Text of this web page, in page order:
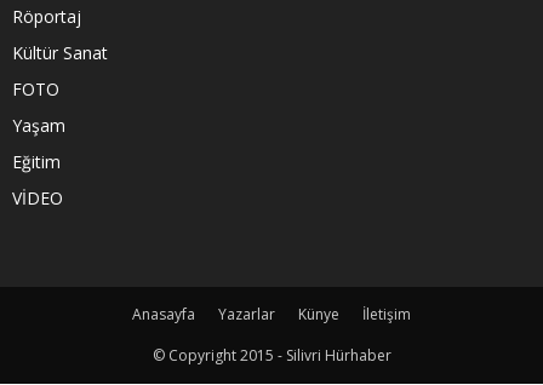
Röportaj
Kültür Sanat
FOTO
Yaşam
Eğitim
VİDEO
Anasayfa Yazarlar Künye
İletişim
© Copyright 2015 - Silivri Hürhaber